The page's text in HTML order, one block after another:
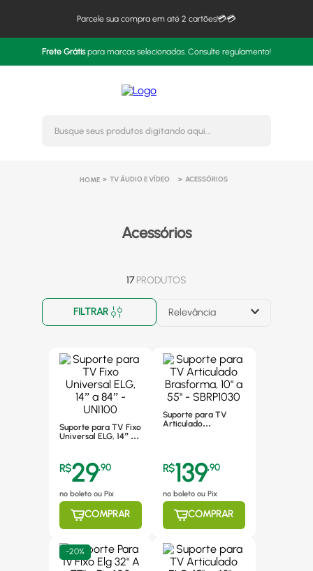
Parcele sua compra em até 2 cartões!💳💳
Frete Grátispara marcas selecionadas. Consulte regulamento!
Busque seus produtos
TV ÁUDIO E VÍDEO ACESSÓRIOS
Acessórios
17PRODUTOS
FILTRAR Relevância
Suporte para TV Fixo
Universal ELG, 14” a
R$29,90
no boleto ou Pix
COMPRAR
Suporte para TV
Articulado
R$139,90
no boleto ou Pix
COMPRAR
-20%